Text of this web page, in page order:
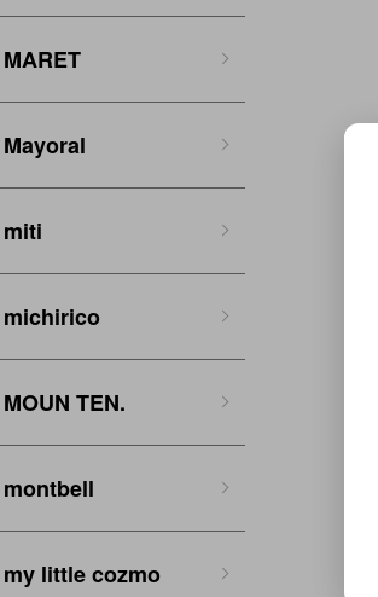
MARET
Mayoral
miti
michirico
MOUN TEN.
montbell
my little cozmo